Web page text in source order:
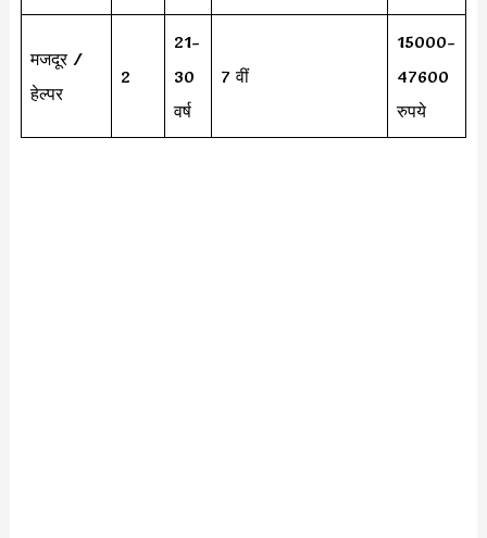
मजदूर /
हेल्पर
2
21-
30
वर्ष
7 वीं
15000-
47600
रुपये